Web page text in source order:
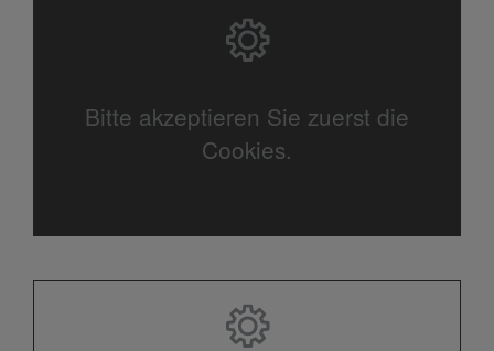
Bitte akzeptieren Sie zuerst die
Cookies.